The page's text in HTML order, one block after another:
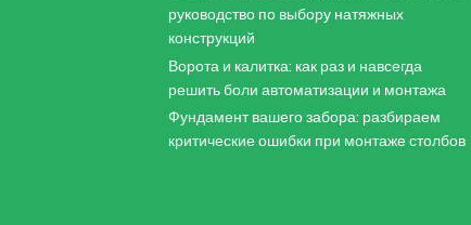
руководство по выбору натяжных
конструкций
Ворота и калитка: как раз и навсегда
решить боли автоматизации и монтажа
Фундамент вашего забора: разбираем
критические ошибки при монтаже столбов